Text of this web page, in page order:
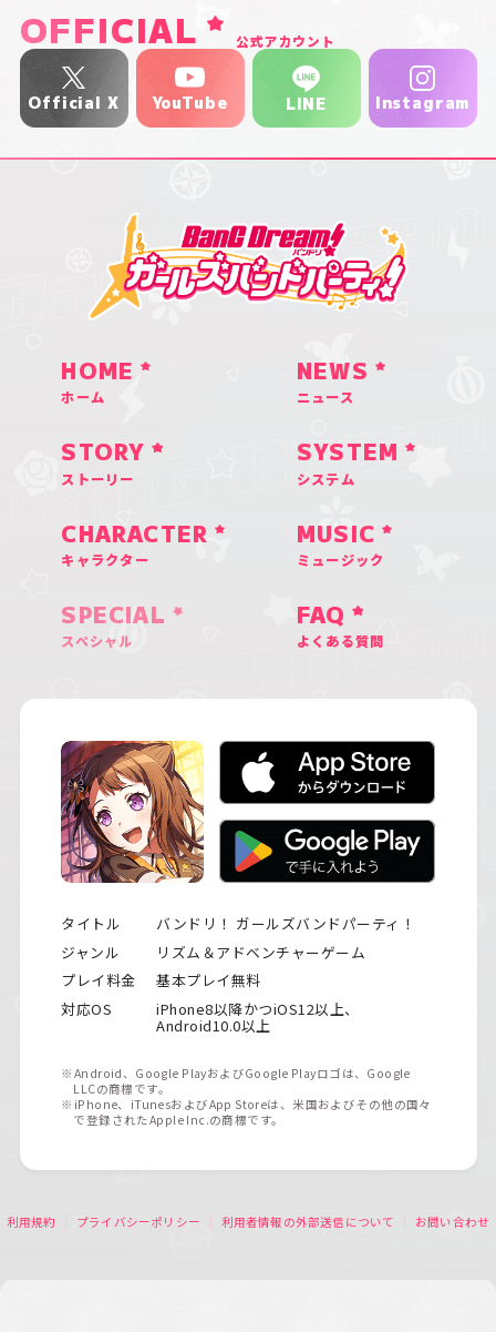
OFFICIAL 公式アカウント
Official X YouTube LINE Instagram
HOME
ホーム
NEWS
ニュース
STORY
ストーリー
SYSTEM
システム
CHARACTER
キャラクター
MUSIC
ミュージック
SPECIAL
スペシャル
FAQ
よくある質問
タイトル
バンドリ！ ガールズバンドパーティ！
ジャンル
リズム＆アドベンチャーゲーム
プレイ料金
基本プレイ無料
対応OS
iPhone8以降かつiOS12以上、
Android10.0以上
※Android、Google PlayおよびGoogle Playロゴは、Google
LLCの商標です。
※iPhone、iTunesおよびApp Storeは、米国およびその他の国々
で登録されたApple Inc.の商標です。
利用規約 プライバシーポリシー 利用者情報の外部送信について お問い合わせ